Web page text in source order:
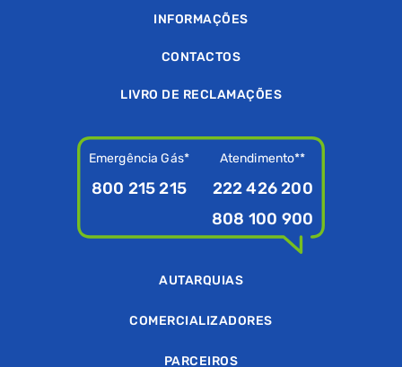
INFORMAÇÕES
CONTACTOS
LIVRO DE RECLAMAÇÕES
Emergência Gás*
800 215 215
Atendimento**
222 426 200
808 100 900
AUTARQUIAS
COMERCIALIZADORES
PARCEIROS